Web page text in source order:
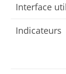
Interface
Indicateurs